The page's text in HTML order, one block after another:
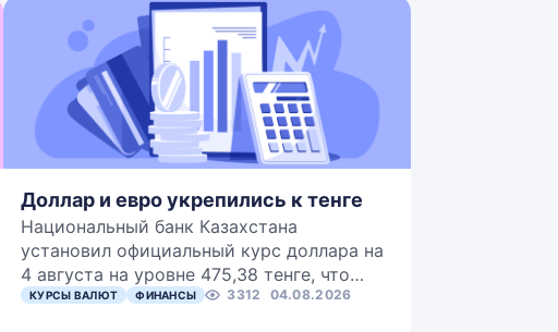
Доллар и евро укрепились к тенге
Национальный банк Казахстана
установил официальный курс доллара на
4 августа на уровне 475,38 тенге, что…
КУРСЫ ВАЛЮТ ФИНАНСЫ 3312 04.08.2026